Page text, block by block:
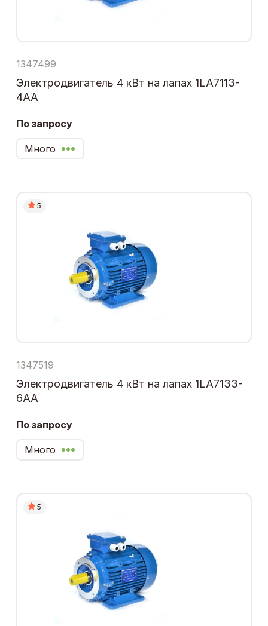
1347499
Электродвигатель 4 кВт на лапах 1LA7113-
4AA
По запросу
Много
5
1347519
Электродвигатель 4 кВт на лапах 1LA7133-
6AA
По запросу
Много
5